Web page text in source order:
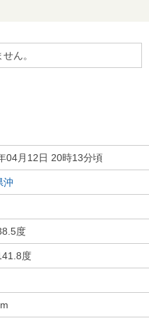
ん。
04月12日 20時13分頃
沖
度
度